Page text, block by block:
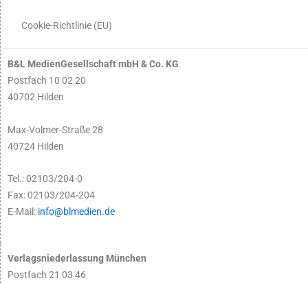
Cookie-Richtlinie (EU)
B&L MedienGesellschaft mbH & Co. KG
Postfach 10 02 20
40702 Hilden
Max-Volmer-Straße 28
40724 Hilden
Tel.: 02103/204-0
Fax: 02103/204-204
E-Mail: info@blmedien.de
Verlagsniederlassung München
Postfach 21 03 46